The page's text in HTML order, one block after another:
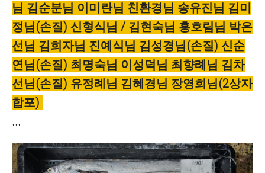
님 김순분님 이미란님 친환경님 송유진님 김미
정님(손질) 신형식님 / 김현숙님 홍호림님 박은
선님 김희자님 진예식님 김성경님(손질) 신순
연님(손질) 최명숙님 이성덕님 최향례님 김차
선님(손질) 유정례님 김혜경님 장영희님(2상자
합포)
...